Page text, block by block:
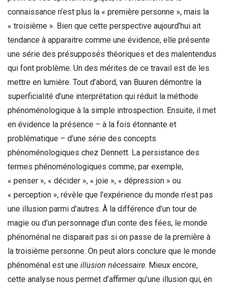
connaissance n’est plus la « première personne », mais la
« troisième ». Bien que cette perspective aujourd’hui ait
tendance à apparaitre comme une évidence, elle présente
une série des présupposés théoriques et des malentendus
qui font problème. Un des mérites de ce travail est de les
mettre en lumière. Tout d’abord, van Buuren démontre la
superficialité d’une interprétation qui réduit la méthode
phénoménologique à la simple introspection. Ensuite, il met
en évidence la présence – à la fois étonnante et
problématique – d’une série des concepts
phénoménologiques chez Dennett. La persistance des
termes phénoménologiques comme, par exemple,
« penser », « décider », « joie », « dépression » ou
« perception », révèle que l’expérience du monde n’est pas
une illusion parmi d’autres. À la différence d’un tour de
magie ou d’un personnage d’un conte des fées, le monde
phénoménal ne disparait pas si on passe de la première à
la troisième personne. On peut alors conclure que le monde
phénoménal est une illusion nécessaire. Mieux encore,
cette analyse nous permet d’affirmer qu’une illusion qui, en